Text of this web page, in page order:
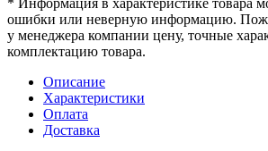
ошибки или неверную информацию.
у менеджера компании цену, точные
комплектацию товара.
Описание
Характеристики
Оплата
Доставка